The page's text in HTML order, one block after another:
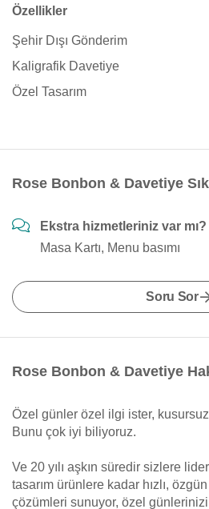
Özellikler
Şehir Dışı Gönderim
Kaligrafik Davetiye
Özel Tasarım
Rose Bonbon & Davetiye
Ekstra hizmetleriniz var mı?
Masa Kartı, Menu basımı
Soru Sor
Rose Bonbon & Davetiye
Özel günler özel ilgi ister,
Bunu çok iyi biliyoruz.
Ve 20 yılı aşkın süredir sizlere
tasarım ürünlere kadar hızlı,
çözümleri sunuyor, özel günlerinizi